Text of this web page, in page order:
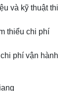
và kỹ thuật thi
thiểu chi phí
phí vận hành